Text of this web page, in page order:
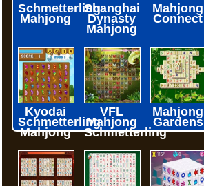
Schmetterling
Mahjong
Shanghai
Dynasty
Mahjong
Mahjong
Connect
Kyodai
Schmetterling
Mahjong
VFL
Mahjong
Schmetterling
Mahjong
Gardens